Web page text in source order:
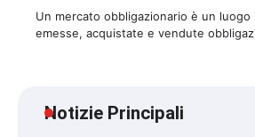
Un mercato obbligazionario è un luogo
emesse, acquistate e vendute
Notizie Principali